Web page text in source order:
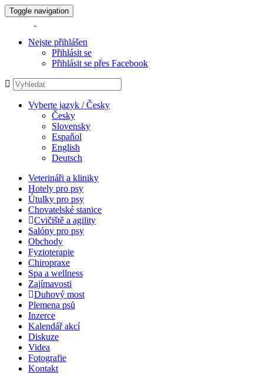
Toggle navigation
Nejste přihlášen
Přihlásit se
Přihlásit se přes Facebook
Vyberte jazyk / Česky
Česky
Slovensky
Espaňol
English
Deutsch
Veterináři a kliniky
Hotely pro psy
Útulky pro psy
Chovatelské stanice
Cvičiště a agility
Salóny pro psy
Obchody
Fyzioterapie
Chiropraxe
Spa a wellness
Zajímavosti
Duhový most
Plemena psů
Inzerce
Kalendář akcí
Diskuze
Videa
Fotografie
Kontakt